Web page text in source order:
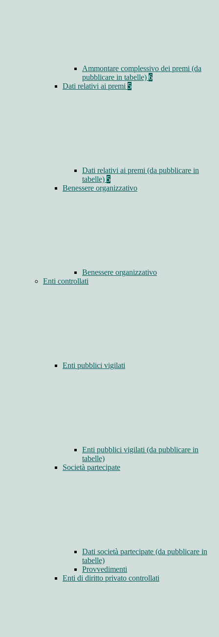
Ammontare complessivo dei premi (da
pubblicare in tabelle) 6
Dati relativi ai premi 5
Dati relativi ai premi (da pubblicare in
tabelle) 5
Benessere organizzativo
Benessere organizzativo
Enti controllati
Enti pubblici vigilati
Enti pubblici vigilati (da pubblicare in
tabelle)
Società partecipate
Dati società partecipate (da pubblicare in
tabelle)
Provvedimenti
Enti di diritto privato controllati